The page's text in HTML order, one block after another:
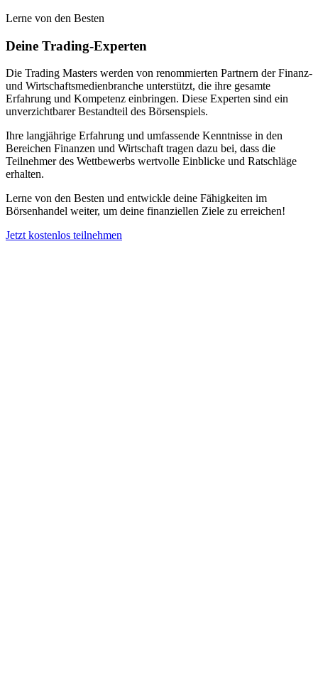
Lerne von den Besten
Deine Trading-Experten
Die Trading Masters werden von renommierten Partnern der Finanz-
und Wirtschaftsmedienbranche unterstützt, die ihre gesamte
Erfahrung und Kompetenz einbringen. Diese Experten sind ein
unverzichtbarer Bestandteil des Börsenspiels.
Ihre langjährige Erfahrung und umfassende Kenntnisse in den
Bereichen Finanzen und Wirtschaft tragen dazu bei, dass die
Teilnehmer des Wettbewerbs wertvolle Einblicke und Ratschläge
erhalten.
Lerne von den Besten und entwickle deine Fähigkeiten im
Börsenhandel weiter, um deine finanziellen Ziele zu erreichen!
Jetzt kostenlos teilnehmen